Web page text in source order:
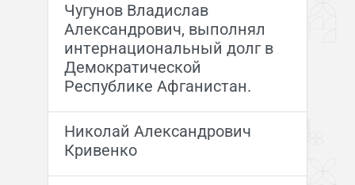
Чугунов Владислав
Александрович, выполнял
интернациональный долг в
Демократической
Республике Афганистан.
Николай Александрович
Кривенко